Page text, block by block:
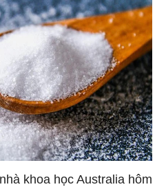
khoa học Australia hôm